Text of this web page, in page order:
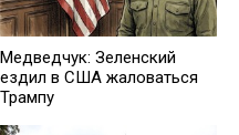
Медведчук: Зеленский
ездил в США жаловаться
Трампу